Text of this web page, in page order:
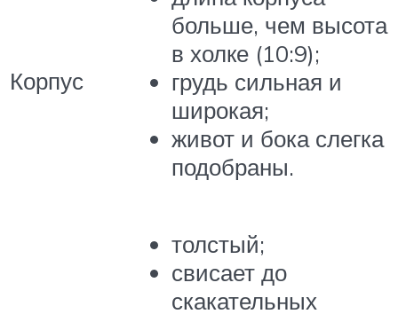
Корпус
больше, чем высота
в холке (10:9);
грудь сильная и
широкая;
живот и бока слегка
подобраны.
толстый;
свисает до
скакательных